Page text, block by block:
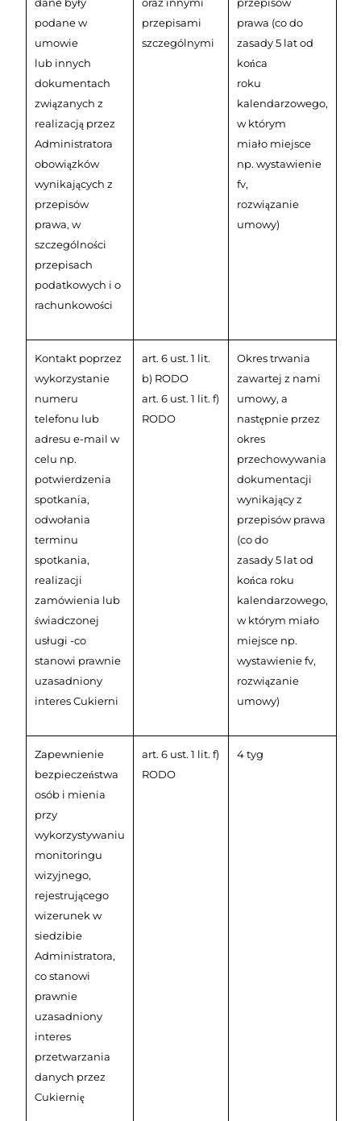
podane w
umowie
lub innych
dokumentach
związanych z
realizacją przez
Administratora
obowiązków
wynikających z
przepisów
prawa, w
szczególności
przepisach
podatkowych i o
rachunkowości
przepisami
szczególnymi
prawa (co do
zasady 5 lat od
końca
roku
kalendarzowego,
w którym
miało miejsce
np. wystawienie
fv,
rozwiązanie
umowy)
Kontakt poprzez
wykorzystanie
numeru
telefonu lub
adresu e-mail w
celu np.
potwierdzenia
spotkania,
odwołania
terminu
spotkania,
realizacji
zamówienia lub
świadczonej
usługi -co
stanowi prawnie
uzasadniony
interes Cukierni
art. 6 ust. 1 lit.
b) RODO
art. 6 ust. 1 lit. f)
RODO
Okres trwania
zawartej z nami
umowy, a
następnie przez
okres
przechowywania
dokumentacji
wynikający z
przepisów prawa
(co do
zasady 5 lat od
końca roku
kalendarzowego,
w którym miało
miejsce np.
wystawienie fv,
rozwiązanie
umowy)
Zapewnienie
bezpieczeństwa
osób i mienia
przy
wykorzystywaniu
monitoringu
wizyjnego,
rejestrującego
wizerunek w
siedzibie
Administratora,
co stanowi
prawnie
uzasadniony
interes
przetwarzania
danych przez
Cukiernię
art. 6 ust. 1 lit. f)
RODO
4 tyg